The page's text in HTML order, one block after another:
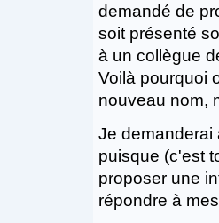
demandé de
soit présenté
à un collègue
Voilà pourquoi
nouveau nom,
Je demanderai
puisque (c'est
proposer une
répondre à